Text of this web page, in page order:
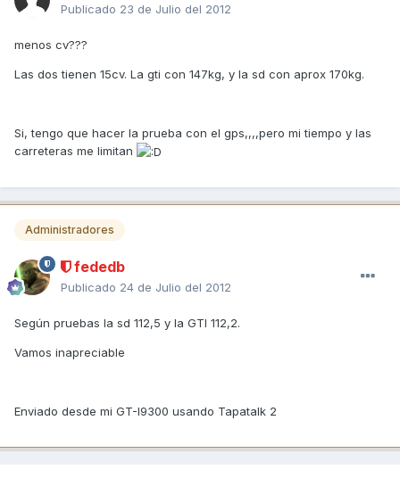
Publicado 23 de Julio del 2012
menos cv???
Las dos tienen 15cv. La gti con 147kg, y la sd con aprox 170kg.
Si, tengo que hacer la prueba con el gps,,,,pero mi tiempo y las
carreteras me limitan
Administradores
fededb
Publicado 24 de Julio del 2012
Según pruebas la sd 112,5 y la GTI 112,2.
Vamos inapreciable
Enviado desde mi GT-I9300 usando Tapatalk 2